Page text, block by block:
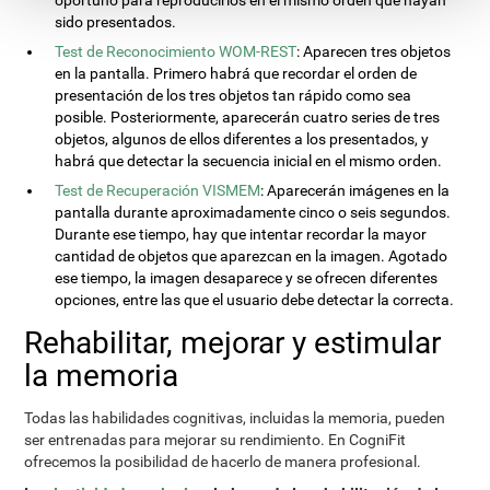
sido presentados.
Test de Reconocimiento WOM-REST: Aparecen tres objetos
en la pantalla. Primero habrá que recordar el orden de
presentación de los tres objetos tan rápido como sea
posible. Posteriormente, aparecerán cuatro series de tres
objetos, algunos de ellos diferentes a los presentados, y
habrá que detectar la secuencia inicial en el mismo orden.
Test de Recuperación VISMEM: Aparecerán imágenes en la
pantalla durante aproximadamente cinco o seis segundos.
Durante ese tiempo, hay que intentar recordar la mayor
cantidad de objetos que aparezcan en la imagen. Agotado
ese tiempo, la imagen desaparece y se ofrecen diferentes
opciones, entre las que el usuario debe detectar la correcta.
Rehabilitar, mejorar y estimular
la memoria
Todas las habilidades cognitivas, incluidas la memoria, pueden
ser entrenadas para mejorar su rendimiento. En CogniFit
ofrecemos la posibilidad de hacerlo de manera profesional.